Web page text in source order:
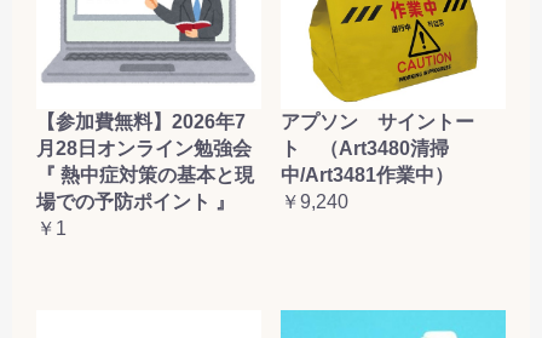
【参加費無料】2026年7
月28日オンライン勉強会
『 熱中症対策の基本と現
場での予防ポイント 』
￥1
アプソン サイントー
ト （Art3480清掃
中/Art3481作業中）
￥9,240